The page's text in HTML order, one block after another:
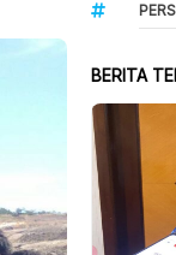
BERITA